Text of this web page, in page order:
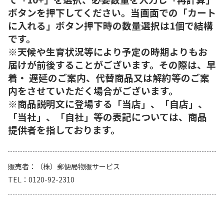
ボタンを押下してください。当画面での「カート
に入れる」ボタン押下時の数量選択は1個で結構
です。
※天候や生育状況等により予定の時期よりもお
届けが前後することがございます。その際は、早
着・ 遅延のご案内、代替商品又は解約等のご案
内をさせていただく場合がございます。
※商品説明文に登場する「当店」、「自店」、
「当社」、「自社」等の表記については、商品
提供者を指しております。
販売者
（株）郵便局物販サービス
TEL
0120-92-2310